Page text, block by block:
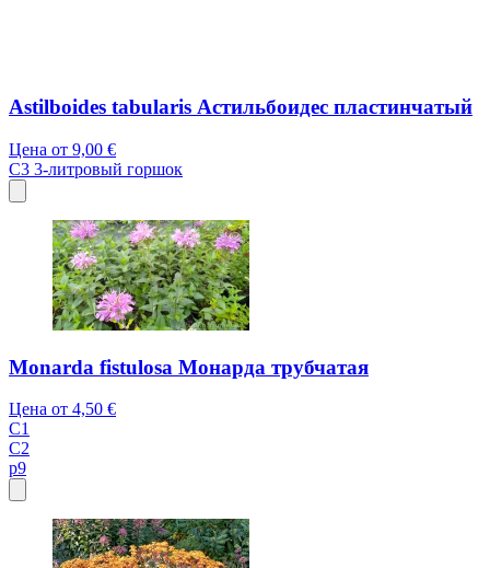
Astilboides tabularis Астильбоидес пластинчатый
Цена от 9,00 €
C3 3-литровый горшок
Monarda fistulosa Монарда трубчатая
Цена от 4,50 €
C1
C2
p9